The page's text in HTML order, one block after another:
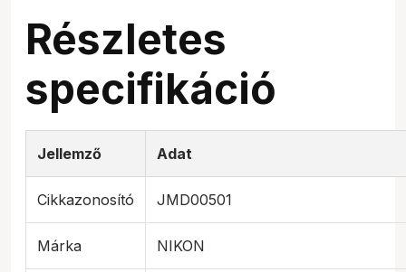
Részletes
specifikáció
Jellemző Adat
Cikkazonosító JMD00501
Márka NIKON